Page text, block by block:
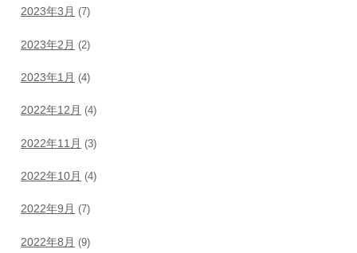
2023年3月 (7)
2023年2月 (2)
2023年1月 (4)
2022年12月 (4)
2022年11月 (3)
2022年10月 (4)
2022年9月 (7)
2022年8月 (9)